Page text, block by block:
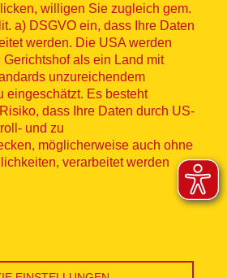
willigen Sie zugleich gem.
a) DSGVO ein, dass Ihre Daten
werden. Die USA werden
als ein Land mit
unzureichendem
eingeschätzt. Es besteht
dass Ihre Daten durch US-
und zu
möglicherweise auch ohne
verarbeitet werden